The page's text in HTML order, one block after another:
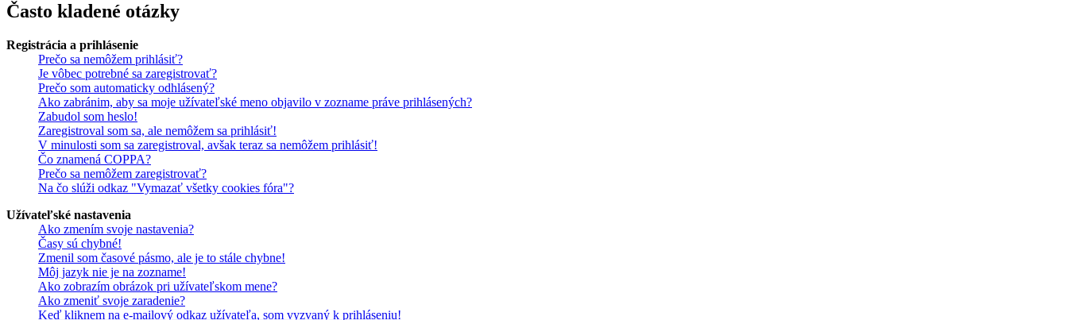
Často kladené otázky
Registrácia a prihlásenie
Prečo sa nemôžem prihlásiť?
Je vôbec potrebné sa zaregistrovať?
Prečo som automaticky odhlásený?
Ako zabránim, aby sa moje užívateľské meno objavilo v zozname práve prihlásených?
Zabudol som heslo!
Zaregistroval som sa, ale nemôžem sa prihlásiť!
V minulosti som sa zaregistroval, avšak teraz sa nemôžem prihlásiť!
Čo znamená COPPA?
Prečo sa nemôžem zaregistrovať?
Na čo slúži odkaz "Vymazať všetky cookies fóra"?
Užívateľské nastavenia
Ako zmením svoje nastavenia?
Časy sú chybné!
Zmenil som časové pásmo, ale je to stále chybne!
Môj jazyk nie je na zozname!
Ako zobrazím obrázok pri užívateľskom mene?
Ako zmeniť svoje zaradenie?
Keď kliknem na e-mailový odkaz užívateľa, som vyzvaný k prihláseniu!